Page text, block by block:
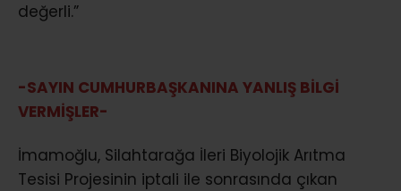
değerli.”
-SAYIN CUMHURBAŞKANINA YANLIŞ BİLGİ
VERMİŞLER-
İmamoğlu, Silahtarağa İleri Biyolojik Arıtma
Tesisi Projesinin iptali ile sonrasında çıkan